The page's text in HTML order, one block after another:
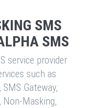
SMS
SMS
service provider
such as
Gateway,
Non-Masking,